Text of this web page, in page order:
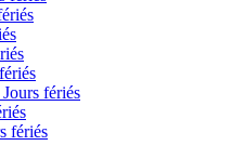
fériés
fériés